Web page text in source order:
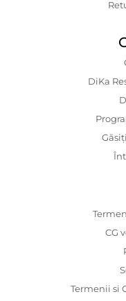
DiKa
CG
Termenii si